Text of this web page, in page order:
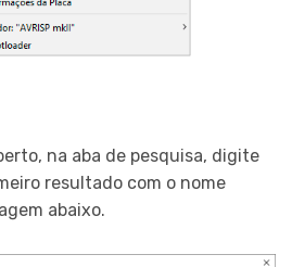
na aba de pesquisa, digite
resultado com o nome
abaixo.